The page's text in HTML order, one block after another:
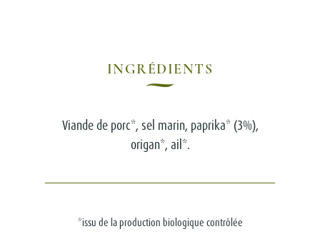
INGRÉDIENTS
Viande de porc*, sel marin, paprika* (3%),
origan*, ail*.
*issu de la production biologique contrôlée